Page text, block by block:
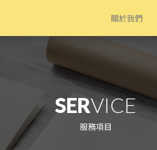
關於我們
SERVICE
服務項目